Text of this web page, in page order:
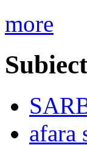
more
afara